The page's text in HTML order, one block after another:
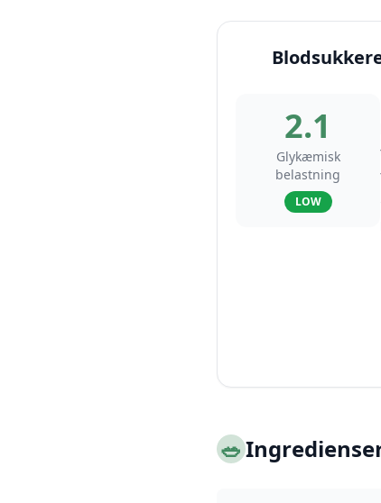
2.1
Glykæmisk
belastning
LOW
🥗